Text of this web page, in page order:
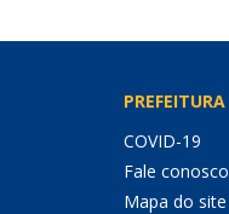
PREFEITURA
COVID-19
Fale conosco
Mapa do site